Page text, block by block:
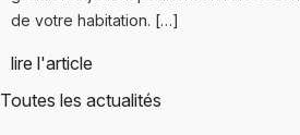
de votre habitation. […]
lire l'article
Toutes les actualités